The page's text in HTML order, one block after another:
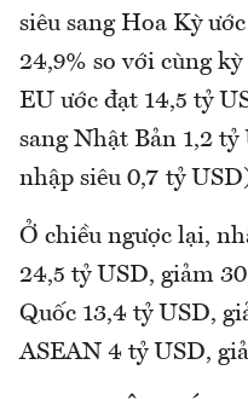
siêu sang Hoa Kỳ
24,9% so với cùng
EU ước đạt 14,5 tỷ
sang Nhật Bản 1,2
nhập siêu 0,7 tỷ
Ở chiều ngược lại,
24,5 tỷ USD, giảm
Quốc 13,4 tỷ USD,
ASEAN 4 tỷ USD,